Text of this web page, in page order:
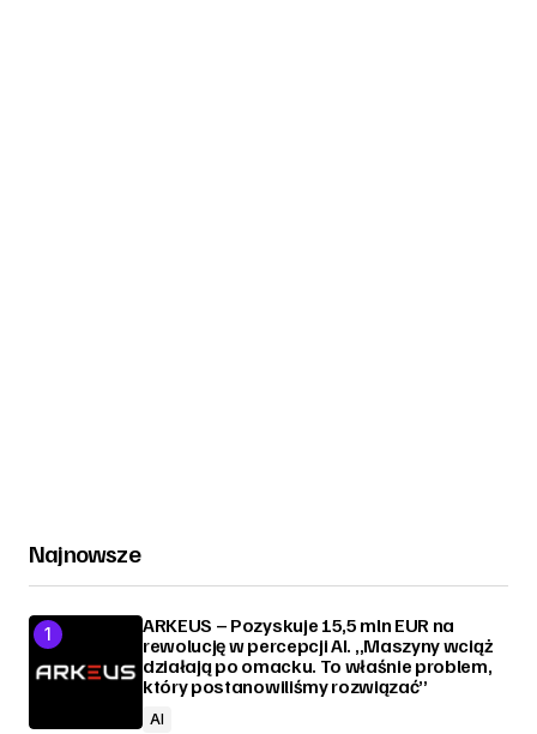
Najnowsze
ARKEUS – Pozyskuje 15,5 mln EUR na
rewolucję w percepcji AI. „Maszyny wciąż
działają po omacku. To właśnie problem,
który postanowiliśmy rozwiązać”
AI